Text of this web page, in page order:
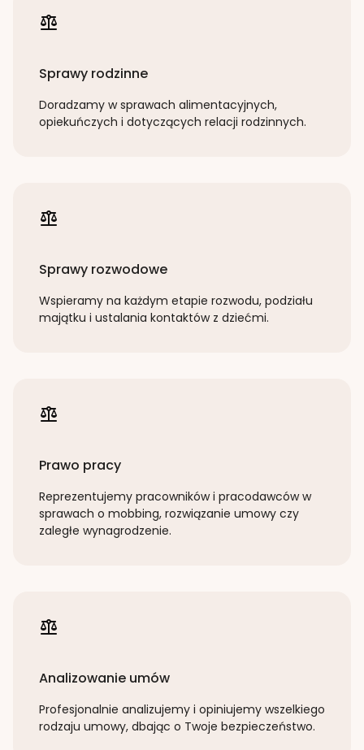
Sprawy rodzinne
Doradzamy w sprawach alimentacyjnych,
opiekuńczych i dotyczących relacji rodzinnych.
Sprawy rozwodowe
Wspieramy na każdym etapie rozwodu, podziału
majątku i ustalania kontaktów z dziećmi.
Prawo pracy
Reprezentujemy pracowników i pracodawców w
sprawach o mobbing, rozwiązanie umowy czy
zaległe wynagrodzenie.
Analizowanie umów
Profesjonalnie analizujemy i opiniujemy wszelkiego
rodzaju umowy, dbając o Twoje bezpieczeństwo.